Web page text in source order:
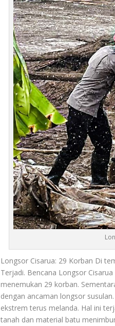
Longsor Cisarua: 29 Korban Di
Terjadi. Bencana Longsor Cisarua
menemukan 29 korban.
dengan ancaman longsor
ekstrem terus melanda. Hal ini
tanah dan material batu